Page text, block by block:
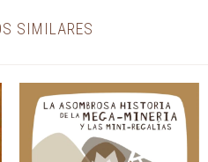
SIMILARES